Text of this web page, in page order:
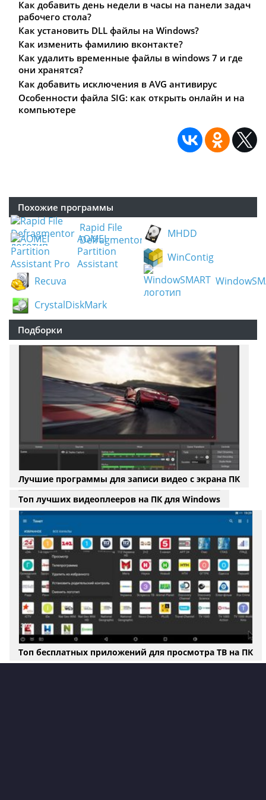
защитить свои данные от потери!
Что же из себя представляет технология
S.M.A.R.T.? Для начала давайте расшифруем эту
аббревиатуру. И так, S.M.A.R.T. - это Технология
Самотестирования и Анализа жесткого диска. Эта
технология присутствует во всех современных
винчестерах. Специализированное приложение
встроенное в жесткий диск осуществляет
именно таких параметров как: состояние движка,
состояние головки(ок) винчестера, состояния
того, чтобы ею воспользоваться ее для начало
нужно достать из винчестера, а именно для этого
и предназначена программа Active SMART.
Ключевые особенности и функции
поддержка технологии S.M.A.R.T.;
программа может предупреждать о всех
изменениях состояния винчестера;
программа может контролировать здоровье
жесткого диска, а также управлять его
производительностью и наличием
свободного места;
программа может контролировать
температуру винчестера и отображать её в
системном трее;
программа осуществляет разные виды
мониторинга состояния винчестера
Программа Active SMART умеет проверять
винчестеры при загрузке операционной
системы Windows автоматически, а также в
возможности программы входят функции
непрерывного мониторинга состояния
винчестеров с промежутком от 1 минуты до
99 часов. Также программа Active SMART
может осуществлять быструю диагностику
винчестера в экономном режиме, который
идеально подходит для слабых
персональных компьютеров;
программа имеет гибкие настройки;
простой и интуитивно понятный в
использовании графический интерфейс.
Как добавить день недели в часы на панели задач
рабочего стола?
Как установить DLL файлы на Windows?
Как изменить фамилию вконтакте?
Как удалить временные файлы в windows 7 и где
они хранятся?
Как добавить исключения в AVG антивирус
Особенности файла SIG: как открыть онлайн и на
компьютере
Похожие программы
Rapid File
Defragmentor
MHDD
AOMEI
Partition
Assistant
WinContig
Recuva
CrystalDiskMark
Подборки
Лучшие программы для записи видео с экрана ПК
Топ лучших видеоплееров на ПК для Windows
Топ бесплатных приложений для просмотра ТВ на ПК